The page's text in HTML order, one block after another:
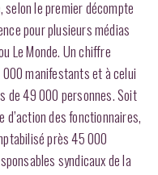
le premier décompte
pour plusieurs médias
Le Monde. Un chiffre
manifestants et à celui
de 49 000 personnes. Soit
d’action des fonctionnaires,
près 45 000
syndicaux de la